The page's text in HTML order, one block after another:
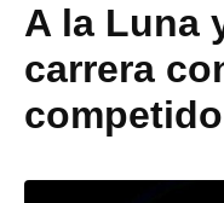
A la Luna
carrera